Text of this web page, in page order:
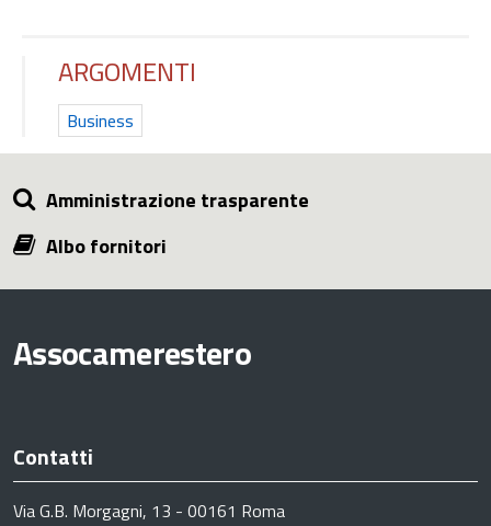
ARGOMENTI
Business
Amministrazione trasparente
Albo fornitori
Assocamerestero
Contatti
Via G.B. Morgagni, 13 - 00161 Roma